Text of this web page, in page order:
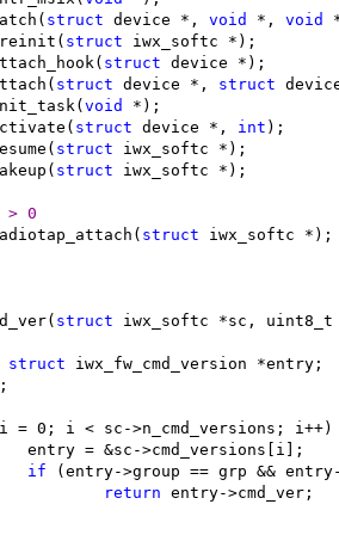
struct device *, void *, void
struct iwx_softc *);
struct device *);
struct device *, struct
void *);
struct device *, int );
struct iwx_softc *);
struct iwx_softc *);
> 0
struct iwx_softc *);
struct iwx_softc *sc, uint8_t
struct iwx_fw_cmd_version *entry;
= 0; i < sc->n_cmd_versions;
		entry = &sc->cmd_versions[i];
if (entry->group == grp && entry-
return entry->cmd_ver;